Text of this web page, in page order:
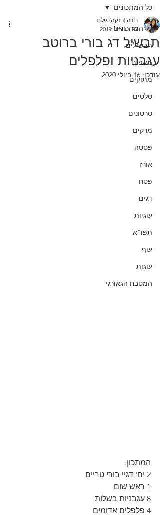
כל המתכונים
תבשילים
מאפים
מתוקים
סלטים
סרטונים
מרקים
פסטה
אורז
פסח
דגים
עוגיות
תפו"א
עוף
עוגות
המטבח הגאורגי
כל המתכונים
תבשיל דג בורי ברוטב
עגבניות ופלפלים
רינה (רנקה) גילת
22 בדצמ׳ 2019
עודכן: 16 ביולי 2020
המתכון:
2 יח' דגיי בורי טריים
1 ראש שום
8 עגבניות בשלות
4 פלפלים אדומים